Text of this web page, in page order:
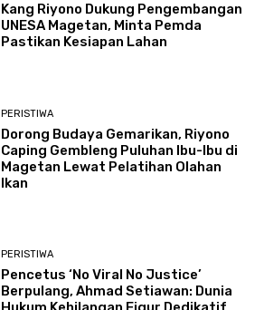
Kang Riyono Dukung Pengembangan
UNESA Magetan, Minta Pemda
Pastikan Kesiapan Lahan
PERISTIWA
Dorong Budaya Gemarikan, Riyono
Caping Gembleng Puluhan Ibu-Ibu di
Magetan Lewat Pelatihan Olahan
Ikan
PERISTIWA
Pencetus ‘No Viral No Justice’
Berpulang, Ahmad Setiawan: Dunia